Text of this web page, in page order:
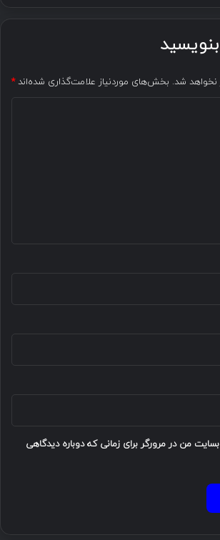
نخواهد شد. بخش‌های موردنیاز علامت‌گذاری شده‌اند*
من در مرورگر برای زمانی که دوباره دیدگاهی